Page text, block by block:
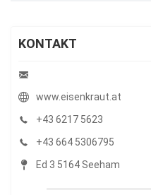
KONTAKT
www.eisenkraut.at
+43 6217 5623
+43 664 5306795
Ed 3 5164 Seeham